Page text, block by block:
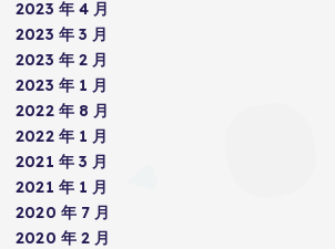
2023 年 4 月
2023 年 3 月
2023 年 2 月
2023 年 1 月
2022 年 8 月
2022 年 1 月
2021 年 3 月
2021 年 1 月
2020 年 7 月
2020 年 2 月